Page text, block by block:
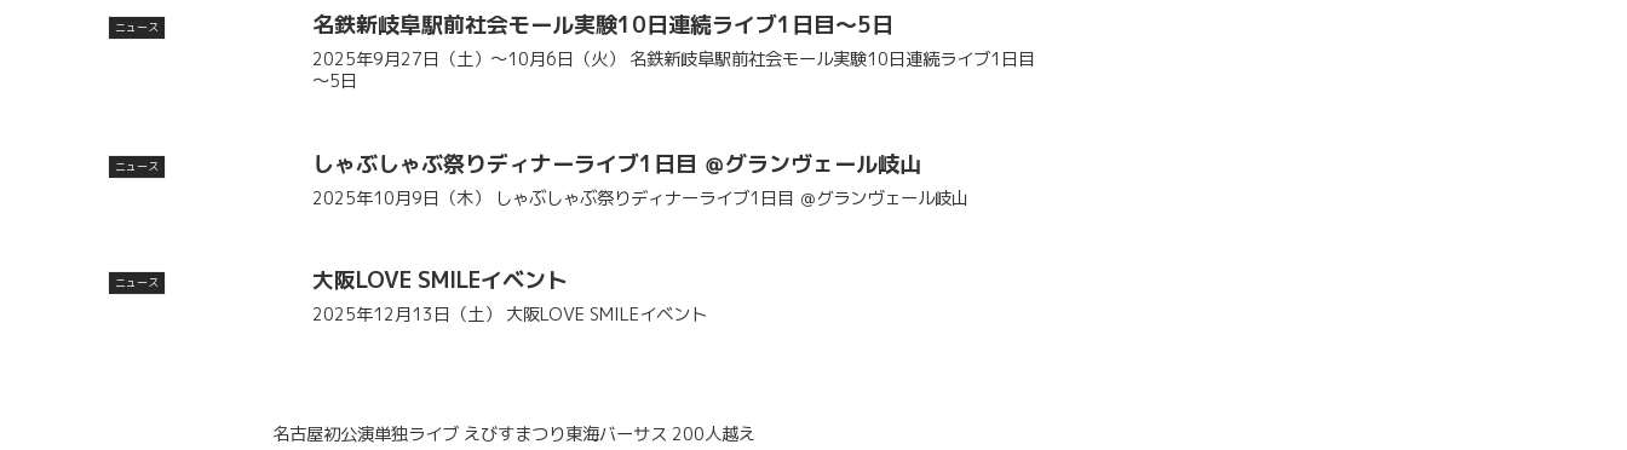
ニュース 名鉄新岐阜駅前社会モール実験10日連続ライブ1日目～5日
2025年9月27日（土）～10月6日（火） 名鉄新岐阜駅前社会モール実験10日連続ライブ1日目
～5日
ニュース しゃぶしゃぶ祭りディナーライブ1日目 ＠グランヴェール岐山
2025年10月9日（木） しゃぶしゃぶ祭りディナーライブ1日目 ＠グランヴェール岐山
ニュース 大阪LOVE SMILEイベント
2025年12月13日（土） 大阪LOVE SMILEイベント
名古屋初公演単独ライブ えびすまつり東海バーサス 200人越え